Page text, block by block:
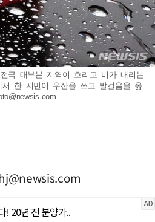
국 대부분 지역이 흐리고 비가 내리는
한 시민이 우산을 쓰고 발걸음을 옮